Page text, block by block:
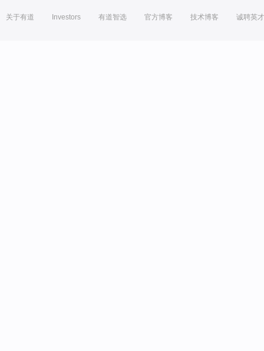
关于有道 Investors 有道智选 官方博客 技术博客 诚聘英才